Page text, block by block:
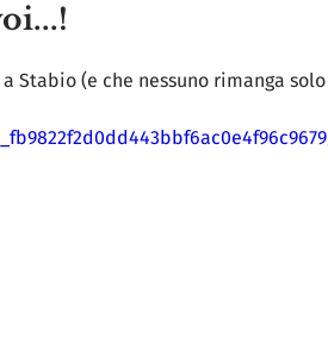
Stabio (e che nessuno rimanga